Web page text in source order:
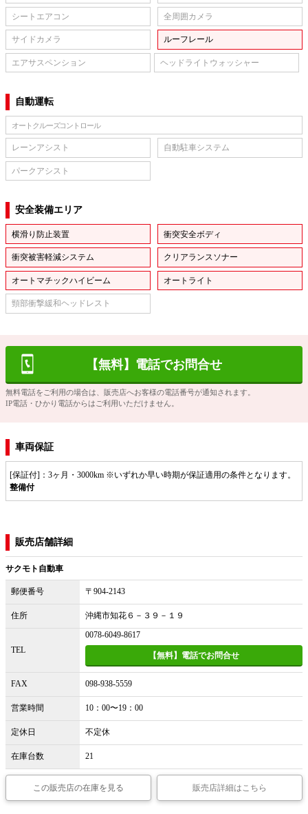
シートエアコン 全周囲カメラ
サイドカメラ ルーフレール
エアサスペンション ヘッドライトウォッシャー
自動運転
オートクルーズコントロール
レーンアシスト 自動駐車システム
パークアシスト
安全装備エリア
横滑り防止装置 衝突安全ボディ
衝突被害軽減システム クリアランスソナー
オートマチックハイビーム オートライト
頸部衝撃緩和ヘッドレスト
【無料】電話でお問合せ
無料電話をご利用の場合は、販売店へお客様の電話番号が通知されます。
IP電話・ひかり電話からはご利用いただけません。
車両保証
[保証付]：3ヶ月・3000km ※いずれか早い時期が保証適用の条件となります。
整備付
販売店舗詳細
サクモト自動車
郵便番号 〒904-2143
住所 沖縄市知花６－３９－１９
TEL
0078-6049-8617
【無料】電話でお問合せ
FAX 098-938-5559
営業時間 10：00〜19：00
定休日 不定休
在庫台数 21
この販売店の在庫を見る 販売店詳細はこちら